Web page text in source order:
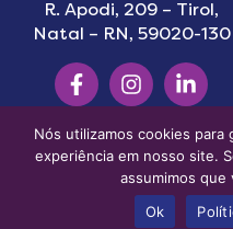
R. Apodi, 209 – Tirol,
Natal – RN, 59020-130
© 2025 ALLBPO
Política
Nós utilizamos cookies
experiência em nosso site.
assumimos
Ok